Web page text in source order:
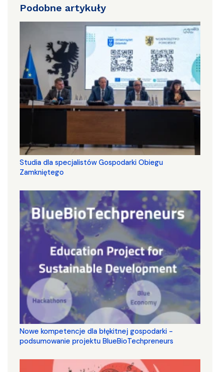
Podobne artykuły
Studia dla specjalistów Gospodarki Obiegu
Zamkniętego
Nowe kompetencje dla błękitnej gospodarki -
podsumowanie projektu BlueBioTechpreneurs